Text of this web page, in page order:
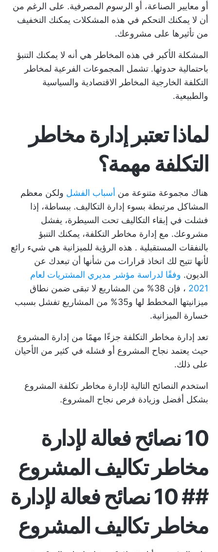
أو معايير الصناعة، أو الرسوم المصرفية. على الرغم من
أن لا يمكنك التحكم في هذه المشكلات يمكنك التخفيف
من تأثيرها على مشروعك.
المشكلة الأكبر في هذه المخاطر هي أنه لا يمكنك التنبؤ
باحتمالية حدوثها. تشمل المجموعات الفرعية لمخاطر
التكلفة الخارجية المخاطر الاقتصادية والسياسية
والطبيعية.
لماذا تعتبر إدارة مخاطر
التكلفة مهمة؟
هناك مجموعة متنوعة من أسباب الفشل ولكن معظم
المشاكل مرتبطة بسوء إدارة التكاليف. ببساطة، إذا
فشلت في إبقاء التكاليف تحت السيطرة، يفشل
مشروعك. مع إدارة مخاطر التكلفة، يمكنك التنبؤ
بالنفقات المستقبلية . هذه الرؤية للميزانية هي شيء رائع
لأنها تتيح لك اتخاذ قرارات من شأنها أن تبعدك عن
الديون. وفقًا لدراسة مؤشر مديري المشتريات لعام
2021
، فإن 38% من المشاريع لا تبقى ضمن نطاق
ميزانيتها المخطط لها و35% من المشاريع تفشل بسبب
خسارة الميزانية.
تعد إدارة مخاطر التكلفة جزءًا مهمًا من إدارة المشروع
حيث يعتمد نجاح المشروع أو فشله في كثير من الأحيان
على ذلك.
استخدم النصائح التالية لإدارة مخاطر تكلفة المشروع
بشكل أفضل وزيادة فرص نجاح المشروع.
10 نصائح فعالة لإدارة
مخاطر تكاليف المشروع
## 10 نصائح فعالة لإدارة
مخاطر تكاليف المشروع